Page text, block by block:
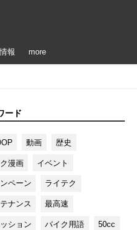
報 more
ード
動画 歴史
漫画 イベント
ペーン ライテク
ナンス 最高速
ション バイク用語 50cc